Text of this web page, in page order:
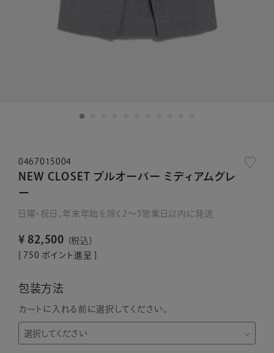
0467015004
NEW CLOSET プルオーバー ミディアムグレ
ー
日曜・祝日、年末年始を除く2～5営業日以内に発送
¥ 82,500
税込
750 ポイント進呈 ]
包装方法
カートに入れる前に選択してください。